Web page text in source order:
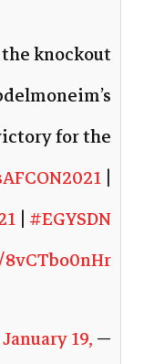
knockout
for the
|
| #EGYSDN
— CAF Online (@CAF_Online)
January 19,